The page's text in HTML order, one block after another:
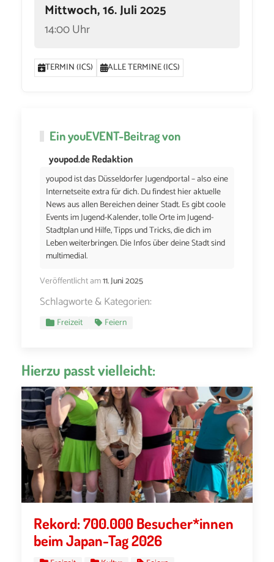
Mittwoch, 16. Juli 2025
14:00 Uhr
TERMIN (ICS) ALLE TERMINE (ICS)
EinyouEVENT-Beitrag von
youpod.de Redaktion
youpod ist das Düsseldorfer Jugendportal – also eine
Internetseite extra für dich. Du findest hier aktuelle
News aus allen Bereichen deiner Stadt. Es gibt coole
Events im Jugend-Kalender, tolle Orte im Jugend-
Stadtplan und Hilfe, Tipps und Tricks, die dich im
Leben weiterbringen. Die Infos über deine Stadt sind
multimedial.
Veröffentlicht am11. Juni 2025
Schlagworte & Kategorien:
Freizeit Feiern
Hierzu passt vielleicht:
Rekord: 700.000 Besucher*innen
beim Japan-Tag 2026